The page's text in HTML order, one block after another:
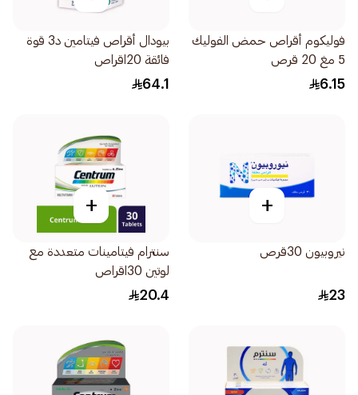
فوليكوم أقراص حمض الفوليك
5 مغ 20 قرص
6.15
بيودال أقراص فيتامين د3 قوة
فائقة 20اقراص
64.1
+
نيروبيون 30قرص
23
+
سنترام فيتامينات متعددة مع
لوتين 30اقراص
20.4